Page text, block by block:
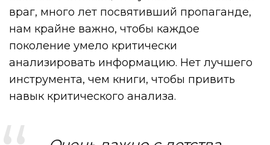
враг, много лет посвятивший пропаганде,
нам крайне важно, чтобы каждое
поколение умело критически
анализировать информацию. Нет лучшего
инструмента, чем книги, чтобы привить
навык критического анализа.